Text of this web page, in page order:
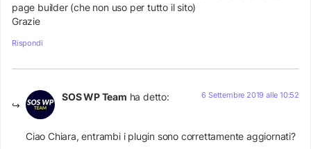
page builder (che non uso per tutto il sito)
Grazie
Rispondi
SOS WP Team ha detto: 6 Settembre 2019 alle 10:52
Ciao Chiara, entrambi i plugin sono correttamente aggiornati?